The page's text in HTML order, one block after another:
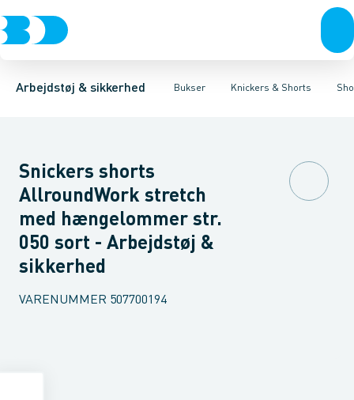
Arbejdstøj & sikkerhed Bukser
Trøjer & t-shirtsBukser Overtøj & huer Undertøj & sokker Sko
Knickers & Shorts
BukserKnickers & Shorts OverallsKedeldragterKnæskånere
Knickers med hængelommerKnickers med lårlommer
Snickers shorts
AllroundWork stretch
med hængelommer str.
050 sort - Arbejdstøj &
sikkerhed
VARENUMMER 507700194